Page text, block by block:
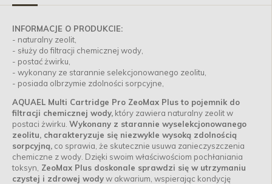
INFORMACJE O PRODUKCIE:
- naturalny zeolit,
- służy do filtracji chemicznej wody,
- postać żwirku,
- wykonany ze starannie selekcjonowanego zeolitu,
- posiada olbrzymie zdolności sorpcyjne,
AQUAEL Multi Cartridge Pro ZeoMax Plus to pojemnik do
filtracji chemicznej wody, który zawiera naturalny zeolit w
postaci żwirku. Wykonany z starannie wyselekcjonowanego
zeolitu, charakteryzuje się niezwykle wysoką zdolnością
sorpcyjną, co sprawia, że skutecznie usuwa zanieczyszczenia
chemiczne z wody. Dzięki swoim właściwościom pochłaniania
toksyn, ZeoMax Plus doskonale sprawdzi się w utrzymaniu
czystej i zdrowej wodyw akwarium, wspierając kondycję